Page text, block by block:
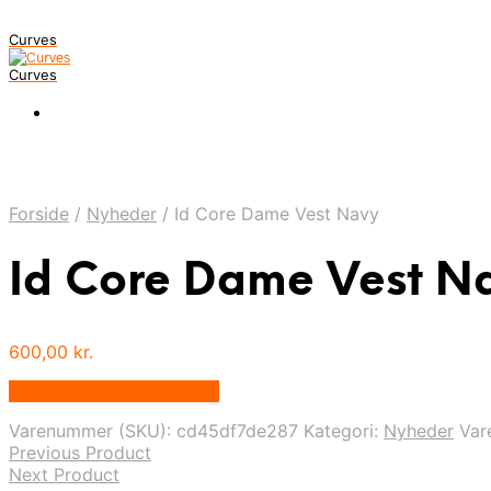
Curves
Curves
Forside / Nyheder / Id Core Dame Vest Navy
Id Core Dame Vest
600,00 kr.
Varenummer (SKU): cd45df7de287 Kategori: Nyheder
Previous Product
Next Product